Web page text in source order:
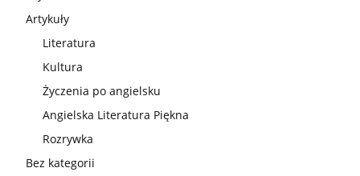
Artykuły
Literatura
Kultura
Życzenia po angielsku
Angielska Literatura Piękna
Rozrywka
Bez kategorii